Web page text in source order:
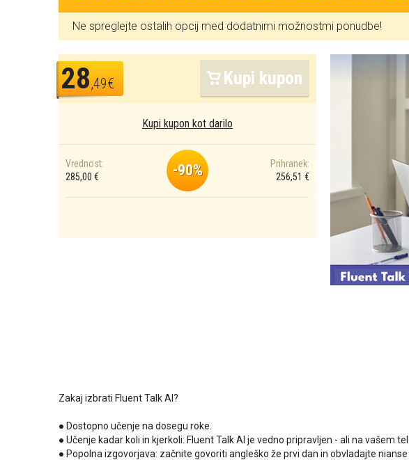
Ne spreglejte ostalih opcij med dodatnimi možnostmi ponudbe!
28,49€ Kupi kupon
Kupi kupon kot darilo
Vrednost:
285,00 €
-90%
Prihranek:
256,51 €
Zakaj izbrati Fluent Talk AI?
● Dostopno učenje na dosegu roke.
● Učenje kadar koli in kjerkoli: Fluent Talk AI je vedno pripravljen - ali na vašem
● Popolna izgovorjava: začnite govoriti angleško že prvi dan in obvladajte